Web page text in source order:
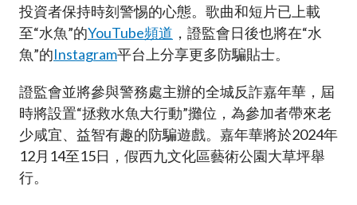
投資者保持時刻警惕的心態。歌曲和短片已上載
至“水魚”的YouTube頻道 ，證監會日後也將在“水
魚”的Instagram平台上分享更多防騙貼士。
證監會並將參與警務處主辦的全城反詐嘉年華，屆
時將設置“拯救水魚大行動”攤位，為參加者帶來老
少咸宜、益智有趣的防騙遊戲。嘉年華將於2024年
12月14至15日，假西九文化區藝術公園大草坪舉
行。